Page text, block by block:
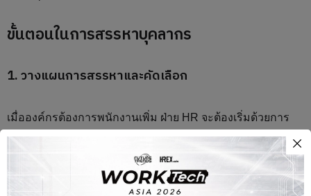
ขั้นตอนในการสรรหาบุคลากร
1. วางแผนการสรรหาและคัดเลือก
เมื่อองค์กรต้องการพนักงานเพิ่ม ฝ่าย HR จะต้องเริ่มด้วยการ
สำรวจและวางแผนทุกขั้นตอนเพื่อกำหนดเป็นแผนการทำงาน
ตลอดจนเช็คกำหนดการที่ต้องเริ่มงานให้ชัดเจนเพื่อกำหนด
ระยะเวลาในการสรรหาและวางแผนให้ทันเวลาอีกด้วย